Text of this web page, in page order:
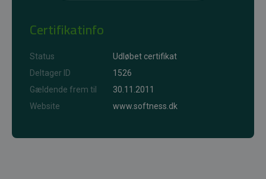
Certifikatinfo
Status
Udløbet certifikat
Deltager ID
1526
Gældende frem til
30.11.2011
Website
www.softness.dk